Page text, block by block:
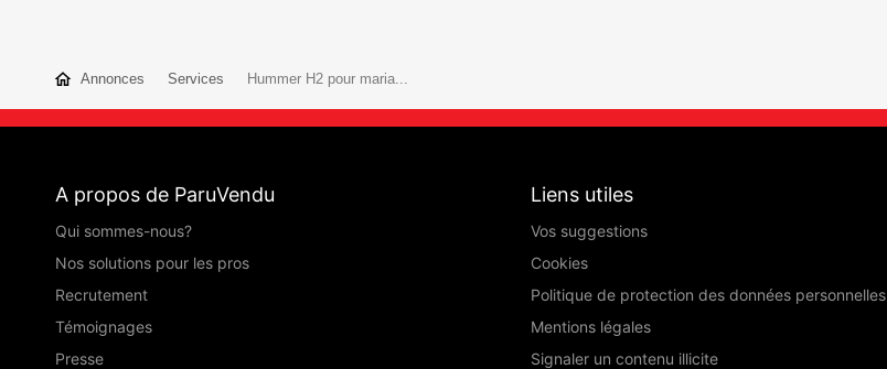
Annonces Services Hummer H2 pour maria...
A propos de ParuVendu
Qui sommes-nous?
Nos solutions pour les pros
Recrutement
Témoignages
Presse
Liens utiles
Vos suggestions
Cookies
Politique de protection des données personnelles
Mentions légales
Signaler un contenu illicite